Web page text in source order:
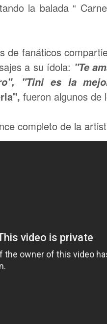
la balada “
de fanáticos
a su ídola: "Te
"Tini es la
fueron algunos de
completo de la